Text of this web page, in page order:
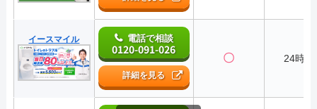
イースマイル 電話で相談
0120-091-026
詳細を見る
〇 24時間